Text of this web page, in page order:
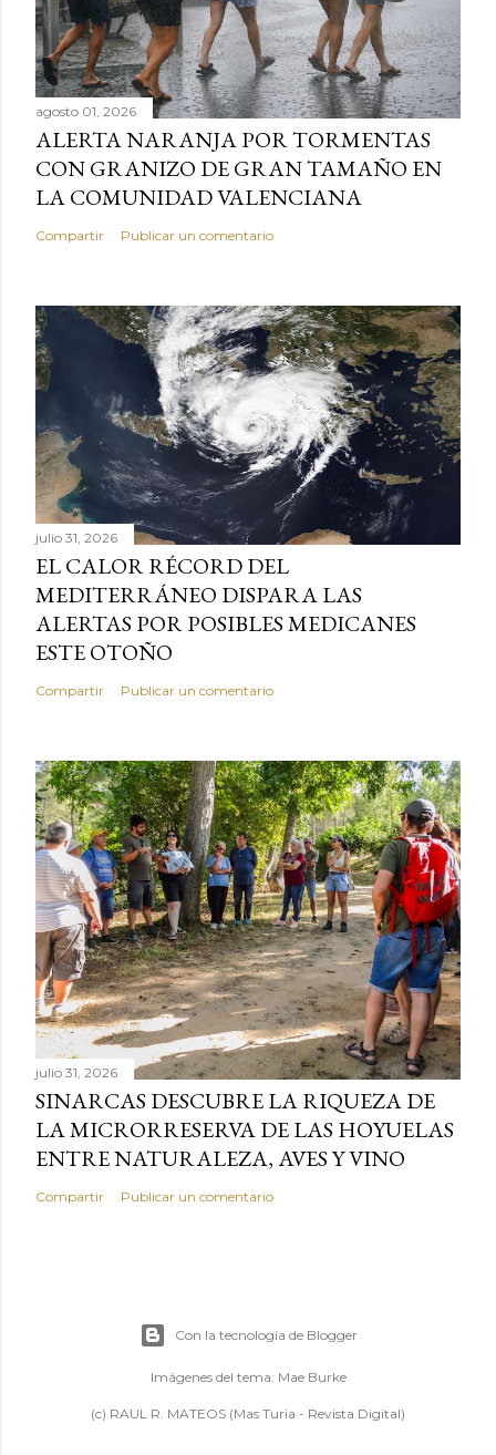
agosto 01, 2026
ALERTA NARANJA POR TORMENTAS
CON GRANIZO DE GRAN TAMAÑO EN
LA COMUNIDAD VALENCIANA
Compartir Publicar un comentario
julio 31, 2026
EL CALOR RÉCORD DEL
MEDITERRÁNEO DISPARA LAS
ALERTAS POR POSIBLES MEDICANES
ESTE OTOÑO
Compartir Publicar un comentario
julio 31, 2026
SINARCAS DESCUBRE LA RIQUEZA DE
LA MICRORRESERVA DE LAS HOYUELAS
ENTRE NATURALEZA, AVES Y VINO
Compartir Publicar un comentario
Con la tecnología de Blogger
Imágenes del tema: Mae Burke
(c) RAUL R. MATEOS (Mas Turia - Revista Digital)